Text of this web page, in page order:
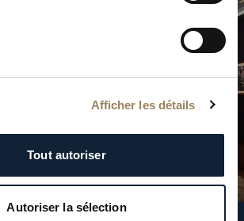
Afficher les détails
Tout autoriser
Autoriser la sélection